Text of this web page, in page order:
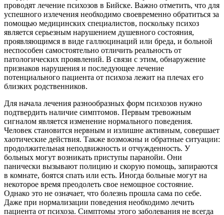
проводят лечение психозов в Бийске. Важно отметить, что для
успешного излечения необходимо своевременно обратиться за
помощью медицинских специалистов, поскольку психоз
является серьезным нарушением душевного состояния,
проявляющимся в виде галлюцинаций или бреда, и больной
неспособен самостоятельно отличить реальность от
патологических проявлений. В связи с этим, обнаружение
признаков нарушения и последующее лечение
потенциального пациента от психоза лежит на плечах его
близких родственников.
Для начала лечения разнообразных форм психозов нужно
подтвердить наличие симптомов. Первым тревожным
сигналом является изменение нормального поведения.
Человек становится нервным и излишне активным, совершает
хаотические действия. Также возможны и обратные ситуации:
продолжительная неподвижность и отчужденность. У
больных могут возникать приступы паранойи. Они
панически вызывают полицию и скорую помощь, запираются
в комнате, боятся спать или есть. Иногда больные могут на
некоторое время преодолеть свое немощное состояние.
Однако это не означает, что болезнь прошла сама по себе.
Даже при нормализации поведения необходимо лечить
пациента от психоза. Симптомы этого заболевания не всегда